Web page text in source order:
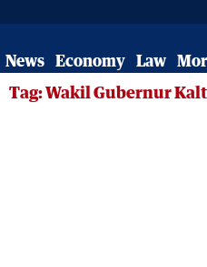
News Economy Law
Tag: Wakil Gubernur